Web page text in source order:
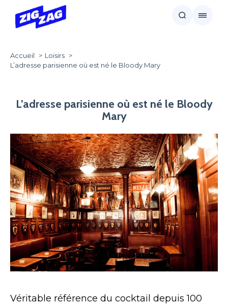
Accueil
Loisirs
L’adresse parisienne où est né le Bloody Mary
L’adresse parisienne où est né le Bloody
Mary
Véritable référence du cocktail depuis 100